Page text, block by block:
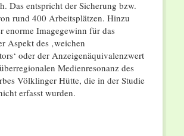
Das entspricht der Sicherung bzw.
rund 400 Arbeitsplätzen. Hinzu
enorme Imagegewinn für das
Aspekt des ‚weichen
oder der Anzeigenäquivalenzwert
Medienresonanz des
Völklinger Hütte, die in der Studie
erfasst wurden.